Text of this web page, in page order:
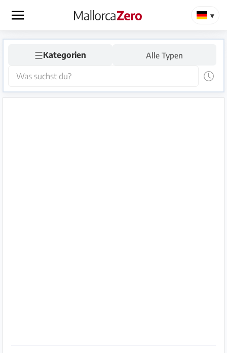
×
Startseite
Anzeige
aufgeben
☰Kategorien Alle Typen